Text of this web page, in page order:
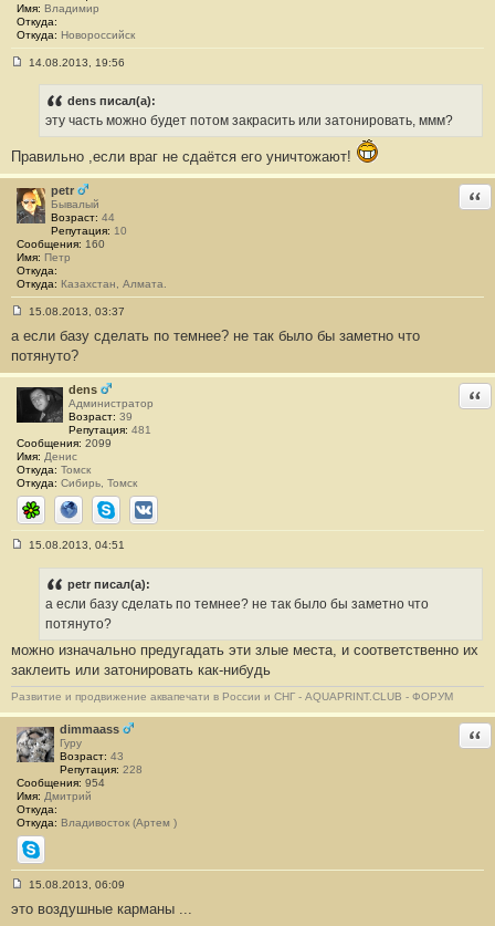
Имя: Владимир
Откуда:
Откуда: Новороссийск
н
и
е
#
4
14.08.2013, 19:56
dens писал(а):
эту часть можно будет потом закрасить или затонировать, ммм?
Правильно ,если враг не сдаётся его уничтожают!
petr
Бывалый
Возраст: 44
Репутация: 10
Сообщения: 160
Имя: Петр
Откуда:
Откуда: Казахстан, Алмата.
о
б
щ
е
#
5
15.08.2013, 03:37
а если базу сделать по темнее? не так было бы заметно что
потянуто?
dens
Администратор
Возраст: 39
Репутация: 481
Сообщения: 2099
Имя: Денис
Откуда: Томск
Откуда: Сибирь, Томск
ICQ СайтSkypeВКонтакте
и
#
6
15.08.2013, 04:51
petr писал(а):
а если базу сделать по темнее? не так было бы заметно что
потянуто?
можно изначально предугадать эти злые места, и соответственно их
заклеить или затонировать как-нибудь
Развитие и продвижение аквапечати в России и СНГ - AQUAPRINT.CLUB - ФОРУМ
dimmaass
Гуру
Возраст: 43
Репутация: 228
Сообщения: 954
Имя: Дмитрий
Откуда:
Откуда: Владивосток (Артем )
Skype
о
15.08.2013, 06:09
это воздушные карманы ...